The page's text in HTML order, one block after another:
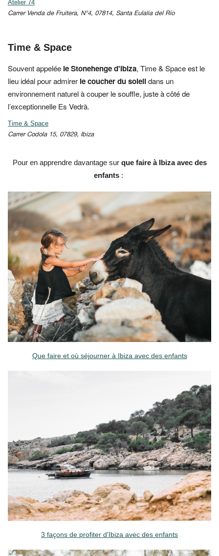
Atelier 74
Carrer Venda de Fruitera, N°4, 07814, Santa Eulalia del Río
Time & Space
Souvent appelée le Stonehenge d'Ibiza, Time & Space est le
lieu idéal pour admirer le coucher dusoleildans un
environnement naturel à couper le souffle, juste à côté de
l’exceptionnelle Es Vedrà.
Time & Space
Carrer Codola 15, 07829, Ibiza
Pour en apprendre davantage sur que faire à Ibiza avec des
enfants :
Que faire et où séjourner à Ibiza avec des enfants
3 façons de profiter d'Ibiza avec des enfants